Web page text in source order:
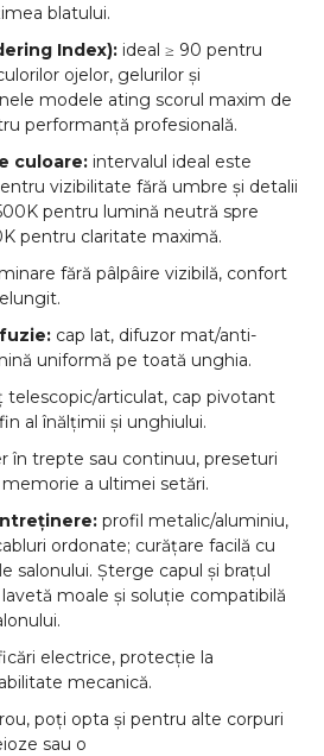
blatului.
Index): ideal ≥ 90 pentru
ojelor, gelurilor și
modele ating scorul maxim de
performanță profesională.
culoare: intervalul ideal este
vizibilitate fără umbre și detalii
pentru lumină neutră spre
pentru claritate maximă.
fără pâlpâire vizibilă, confort
cap lat, difuzor mat/anti-
uniformă pe toată unghia.
telescopic/articulat, cap pivotant
al înălțimii și unghiului.
în trepte sau continuu, preseturi
a ultimei setări.
profil metalic/aluminiu,
ordonate; curățare facilă cu
salonului. Șterge capul și brațul
moale și soluție compatibilă
electrice, protecție la
mecanică.
poți opta și pentru alte corpuri
sau o